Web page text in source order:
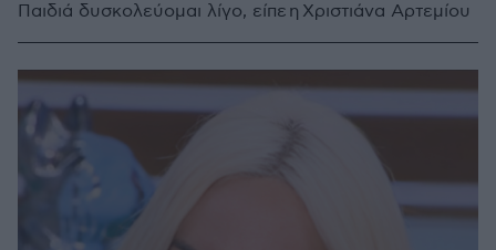
Παιδιά δυσκολεύομαι λίγο, είπε η Χριστιάνα Αρτεμίου